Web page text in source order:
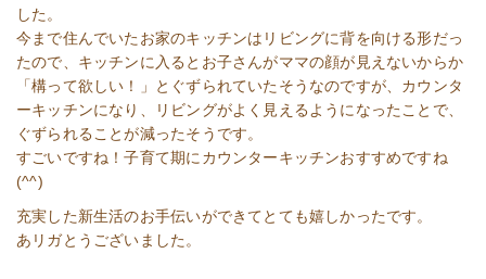
した。
今まで住んでいたお家のキッチンはリビングに背を向ける形だっ
たので、キッチンに入るとお子さんがママの顔が見えないからか
「構って欲しい！」とぐずられていたそうなのですが、カウンタ
ーキッチンになり、リビングがよく見えるようになったことで、
ぐずられることが減ったそうです。
すごいですね！子育て期にカウンターキッチンおすすめですね
(^^)
充実した新生活のお手伝いができてとても嬉しかったです。
あリガとうございました。